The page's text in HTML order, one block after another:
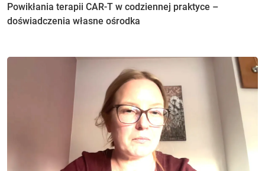
Powikłania terapii CAR-T w codziennej praktyce –
doświadczenia własne ośrodka